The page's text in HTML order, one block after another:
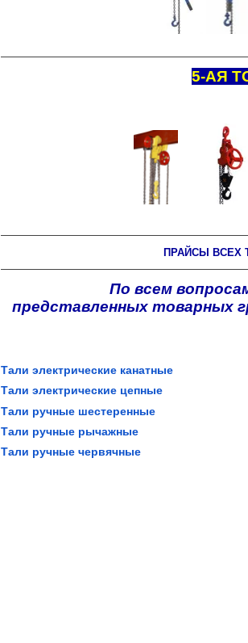
5-АЯ
ПРАЙСЫ ВСЕХ
По всем
представленных товарных
Тали электрические канатные
Тали электрические цепные
Тали ручные шестеренные
Тали ручные рычажные
Тали ручные червячные